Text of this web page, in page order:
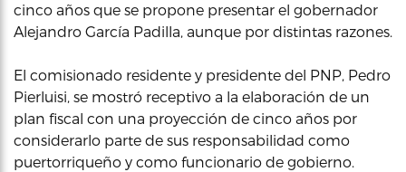
cinco años que se propone presentar el gobernador
Alejandro García Padilla, aunque por distintas razones.
El comisionado residente y presidente del PNP, Pedro
Pierluisi, se mostró receptivo a la elaboración de un
plan fiscal con una proyección de cinco años por
considerarlo parte de sus responsabilidad como
puertorriqueño y como funcionario de gobierno.